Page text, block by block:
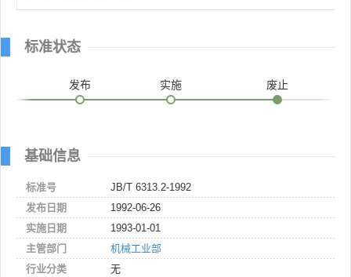
标准状态
发布 实施 废止
基础信息
标准号
JB/T 6313.2-1992
发布日期
1992-06-26
实施日期
1993-01-01
主管部门
机械工业部
行业分类
无